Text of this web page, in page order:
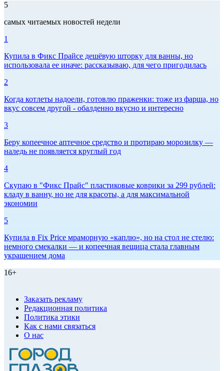
5
самых читаемых новостей недели
1
Купила в Фикс Прайсе дешёвую шторку для ванны, но
использовала ее иначе: рассказываю, для чего пригодилась
2
Когда котлеты надоели, готовлю праженки: тоже из фарша, но
вкус совсем другой - обалденно вкусно и интересно
3
Беру копеечное аптечное средство и протираю морозилку —
наледь не появляется круглый год
4
Скупаю в "Фикс Прайс" пластиковые коврики за 299 рублей:
кладу в ванну, но не для красоты, а для максимальной
экономии
5
Купила в Fix Price мраморную «каплю», но на стол не стелю:
немного смекалки — и копеечная вещица стала главным
украшением дома
16+
Заказать рекламу
Редакционная политика
Политика этики
Как с нами связаться
О нас